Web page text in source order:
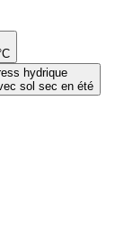
hydrique
sol sec en été